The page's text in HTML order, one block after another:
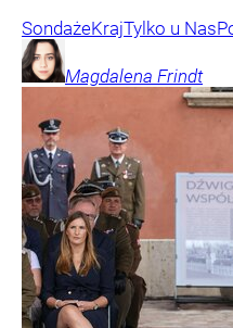
SondażeKrajTylko u Nas
Magdalena Frindt